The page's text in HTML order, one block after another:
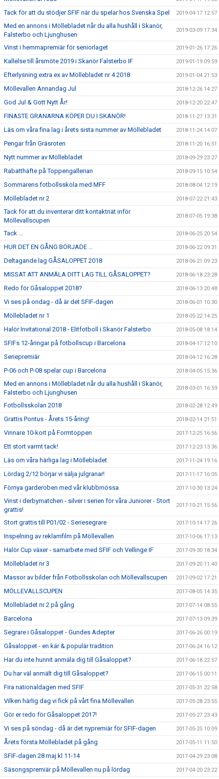
Tack för att du stödjer SFIF när du spelar hos Svenska Spel 2019-04-17 12:57
Med en annons i Möllebladet når du alla hushåll i Skanör,
Falsterbo och Ljunghusen
2019-03-09 17:34
Vinst i hemmapremiär för seniorlaget 2019-01-26 17:26
Kallelse till årsmöte 2019 i Skanör Falsterbo IF 2019-01-19 09:59
Efterlysning extra ex av Möllebladet nr 4 2018 2019-01-04 21:53
Möllevallen Annandag Jul 2018-12-26 14:27
God Jul & Gott Nytt År! 2018-12-20 22:47
FINASTE GRANARNA KÖPER DU I SKANÖR! 2018-11-27 13:31
Läs om våra fina lag i årets sista nummer av Möllebladet 2018-11-24 14:07
Pengar från Gräsroten 2018-11-20 16:51
Nytt nummer av Möllebladet 2018-09-29 23:27
Rabatthäfte på Toppengallerian 2018-09-15 10:54
Sommarens fotbollsskola med MFF 2018-08-04 12:19
Möllebladet nr 2 2018-07-22 21:43
Tack för att du inventerar ditt kontaktnät inför
Möllevallscupen
2018-07-05 19:38
Tack ... 2018-06-25 20:54
HUR DET EN GÅNG BÖRJADE ... 2018-06-22 09:31
Deltagande lag GÅSALOPPET 2018 2018-06-21 09:23
MISSAT ATT ANMÄLA DITT LAG TILL GÅSALOPPET? 2018-06-18 23:28
Redo för Gåsaloppet 2018? 2018-06-13 20:48
Vi ses på ondag - då är det SFIF-dagen 2018-06-01 10:30
Möllebladet nr 1 2018-05-22 14:25
Halör Invitational 2018 - Elitfotboll i Skanör Falsterbo 2018-05-08 18:14
SFIFs 12-åringar på fotbollscup i Barcelona 2018-04-17 12:10
Seriepremiär 2018-04-12 16:28
P-06 och P-08 spelar cup i Barcelona 2018-04-05 15:36
Med en annons i Möllebladet når du alla hushåll i Skanör,
Falsterbo och Ljunghusen
2018-03-01 16:59
Fotbollsskolan 2018 2018-02-28 12:49
Grattis Pontus - Årets 15-åring! 2018-02-14 21:51
Vinnare 10-kort på Formtoppen 2017-12-25 16:56
Ett stort varmt tack! 2017-12-23 13:36
Läs om våra härliga lag i Möllebladet 2017-11-24 19:16
Lördag 2/12 börjar vi sälja julgranar! 2017-11-17 16:05
Förnya garderoben med vår klubbmössa 2017-10-30 13:24
Vinst i derbymatchen - silver i serien för våra Juniorer - Stort
grattis!
2017-10-21 15:56
Stort grattis till P01/02 - Seriesegrare 2017-10-14 17:26
Inspelning av reklamfilm på Möllevallen 2017-10-06 17:13
Halör Cup växer - samarbete med SFIF och Vellinge IF 2017-09-30 18:34
Möllebladet nr 3 2017-09-20 11:40
Massor av bilder från Fotbollsskolan och Möllevallscupen 2017-09-02 17:21
MÖLLEVALLSCUPEN 2017-08-05 14:35
Möllebladet nr 2 på gång 2017-07-14 08:55
Barcelona 2017-07-13 09:39
Segrare i Gåsaloppet - Gundes Adepter 2017-06-26 00:19
Gåsaloppet - en kär & populär tradition 2017-06-24 16:12
Har du inte hunnit anmäla dig till Gåsaloppet? 2017-06-18 22:57
Du har väl anmält dig till Gåsaloppet? 2017-06-15 00:11
Fira nationaldagen med SFIF 2017-05-31 22:58
Vilken härlig dag vi fick på vårt fina Möllevallen 2017-05-28 23:55
Gör er redo för Gåsaloppet 2017! 2017-05-27 23:43
Vi ses på söndag - då är det nypremiär för SFIF-dagen 2017-05-25 10:09
Årets första Möllebladet på gång 2017-05-11 11:50
SFIF-dagen 28 maj kl 11-14 2017-04-29 23:08
Säsongspremiär på Möllevallen nu på lördag 2017-04-20 23:22